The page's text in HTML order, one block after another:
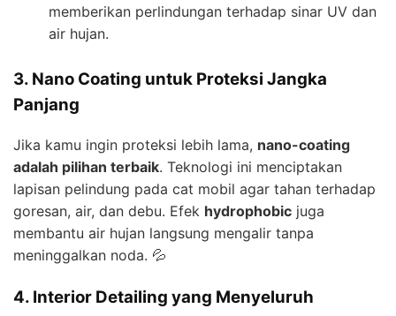
memberikan perlindungan terhadap sinar UV dan
air hujan.
3. Nano Coating untuk Proteksi Jangka
Panjang
Jika kamu ingin proteksi lebih lama, nano-coating
adalah pilihan terbaik. Teknologi ini menciptakan
lapisan pelindung pada cat mobil agar tahan terhadap
goresan, air, dan debu. Efek hydrophobic juga
membantu air hujan langsung mengalir tanpa
meninggalkan noda. 💦
4. Interior Detailing yang Menyeluruh